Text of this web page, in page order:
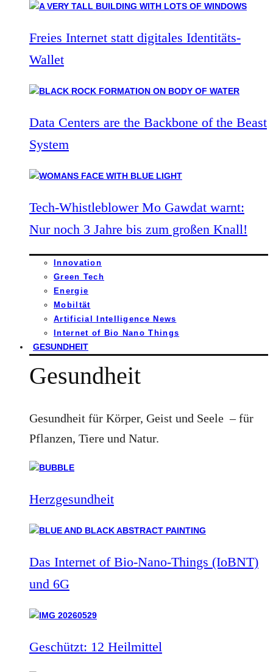
Freies Internet statt digitales Identitäts-
Wallet
Data Centers are the Backbone of the Beast
System
Tech-Whistleblower Mo Gawdat warnt:
Nur noch 3 Jahre bis zum großen Knall!
Innovation
Green Tech
Energie
Mobiltät
Artificial Intelligence News
Internet of Bio Nano Things
GESUNDHEIT
Gesundheit
Gesundheit für Körper, Geist und Seele – für
Pflanzen, Tiere und Natur.
Herzgesundheit
Das Internet of Bio-Nano-Things (IoBNT)
und 6G
Geschützt: 12 Heilmittel